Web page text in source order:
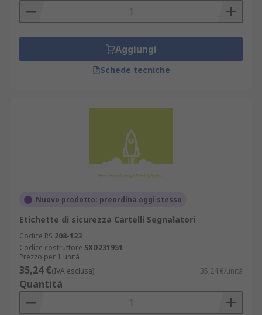
Aggiungi
Schede tecniche
Nuovo prodotto: preordina oggi stesso
Etichette di sicurezza Cartelli Segnalatori
Codice RS 208-123
Codice costruttore SXD231951
Prezzo per 1 unità
35,24 €(IVA esclusa) 35,24 €/unità
Quantità